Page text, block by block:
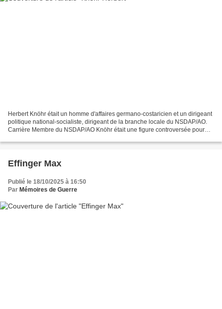
Herbert Knöhr était un homme d'affaires germano-costaricien et un dirigeant
politique national-socialiste, dirigeant de la branche locale du NSDAP/AO.
Carrière Membre du NSDAP/AO Knöhr était une figure controversée pour
Effinger Max
Publié le 18/10/2025 à 16:50
Par Mémoires de Guerre